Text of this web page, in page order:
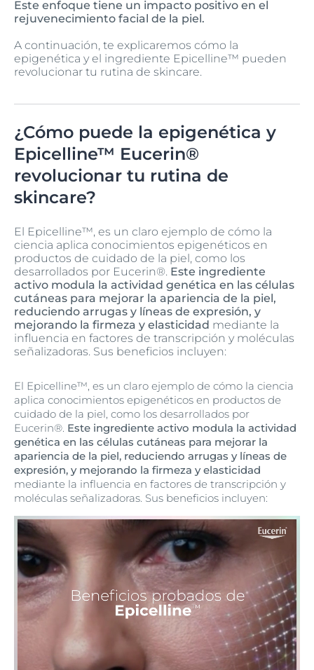
Este enfoque tiene un impacto positivo en el
rejuvenecimiento facial de la piel.
A continuación, te explicaremos cómo la
epigenética y el ingrediente Epicelline™ pueden
revolucionar tu rutina de skincare.
¿Cómo puede la epigenética y
Epicelline™ Eucerin®
revolucionar tu rutina de
skincare?
El Epicelline™, es un claro ejemplo de cómo la
ciencia aplica conocimientos epigenéticos en
productos de cuidado de la piel, como los
desarrollados por Eucerin®. Este ingrediente
activo modula la actividad genética en las células
cutáneas para mejorar la apariencia de la piel,
reduciendo arrugas y líneas de expresión, y
mejorando la firmeza y elasticidad mediante la
influencia en factores de transcripción y moléculas
señalizadoras. Sus beneficios incluyen:
El Epicelline™, es un claro ejemplo de cómo la ciencia
aplica conocimientos epigenéticos en productos de
cuidado de la piel, como los desarrollados por
Eucerin®. Este ingrediente activo modula la actividad
genética en las células cutáneas para mejorar la
apariencia de la piel, reduciendo arrugas y líneas de
expresión, y mejorando la firmeza y elasticidad
mediante la influencia en factores de transcripción y
moléculas señalizadoras. Sus beneficios incluyen: